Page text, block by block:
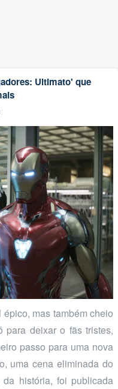
Ultimato' que
mas também cheio
para deixar o fãs tristes,
passo para uma nova
uma cena eliminada do
história, foi publicada